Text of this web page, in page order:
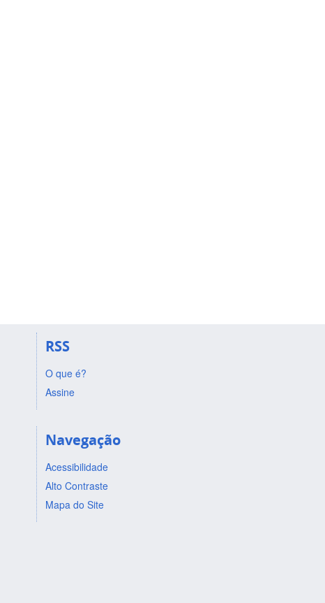
RSS
O que é?
Assine
Navegação
Acessibilidade
Alto Contraste
Mapa do Site